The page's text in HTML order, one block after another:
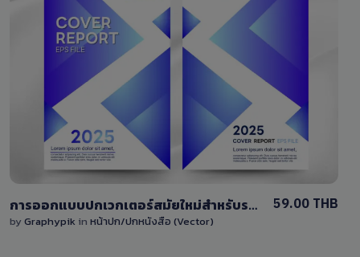
View Details
การออกแบบปกเวกเตอร์สมัยใหม่สำหรับรายงาน โทนสีน้ำเงินและสีขาว การออกแบบผสมผสานเส้นทแยงมุมและเอฟเฟกต์การไล่ระดับสี
by Graphypik in หน้าปก/ปกหนังสือ (Vector)
59.00 THB